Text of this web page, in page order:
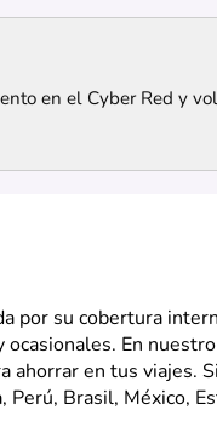
en el Cyber Red y
por su cobertura
ocasionales. En
ahorrar en tus viajes.
Perú, Brasil, México,